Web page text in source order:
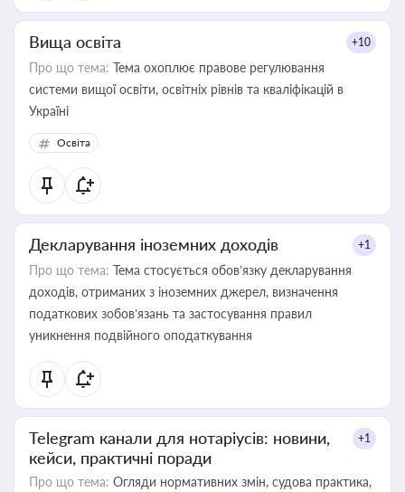
Вища освіта +10
Про що тема: Тема охоплює правове регулювання
системи вищої освіти, освітніх рівнів та кваліфікацій в
Україні
Освіта
Декларування іноземних доходів +1
Про що тема: Тема стосується обов’язку декларування
доходів, отриманих з іноземних джерел, визначення
податкових зобов’язань та застосування правил
уникнення подвійного оподаткування
Telegram канали для нотаріусів: новини,
кейси, практичні поради
+1
Про що тема: Огляди нормативних змін, судова практика,